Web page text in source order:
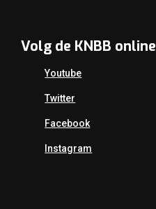
Volg de KNBB online
Youtube
Twitter
Facebook
Instagram